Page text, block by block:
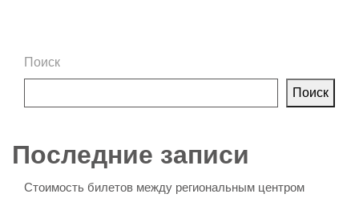
Поиск
Поиск
Последние записи
Стоимость билетов между региональным центром